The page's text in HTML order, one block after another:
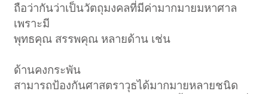
ถือว่ากันว่าเป็นวัตถุมงคลที่มีค่ามากมายมหาศาล
เพราะมี
พุทธคุณ สรรพคุณ หลายด้าน เช่น
ด้านคงกระพัน
สามารถป้องกันศาสตราวุธได้มากมายหลายชนิด